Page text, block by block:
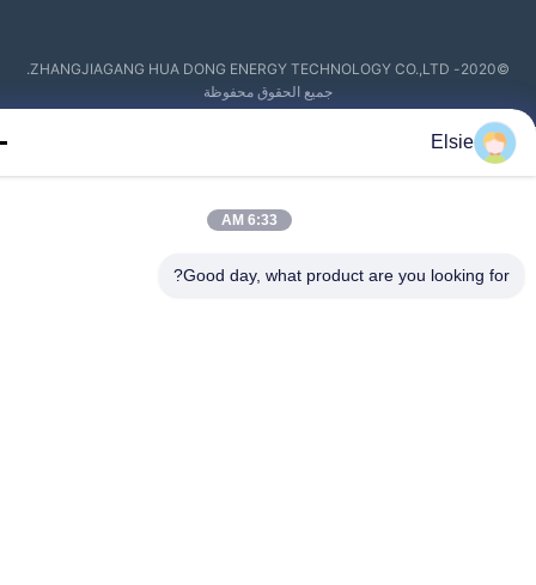
©2020- ZHANGJIAGANG HUA DONG ENERGY TECHNOLOGY CO.,LTD.
جميع الحقوق محفوظة
Elsie
6:33 AM
Good day, what product are you looking